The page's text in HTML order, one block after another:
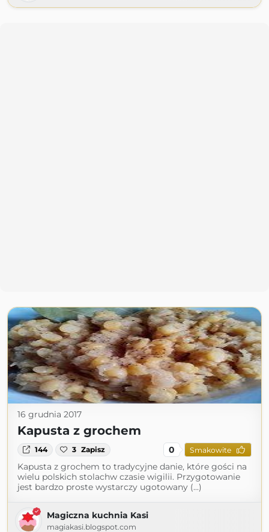
16 grudnia 2017
Kapusta z grochem
144 3 Zapisz 0 Smakowite
Kapusta z grochem to tradycyjne danie, które gości na
wielu polskich stolachw czasie wigilii. Przygotowanie
jest bardzo proste wystarczy ugotowany (...)
Magiczna kuchnia Kasi
magiakasi.blogspot.com